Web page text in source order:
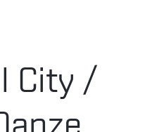
City /